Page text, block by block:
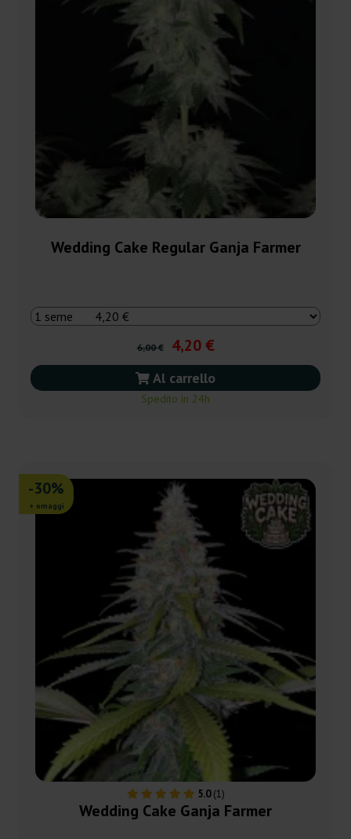
Wedding Cake Regular Ganja Farmer
6,00 € 4,20 €
Al carrello
Spedito in 24h
5.0(1)
-30%
+ omaggi
Wedding Cake Ganja Farmer